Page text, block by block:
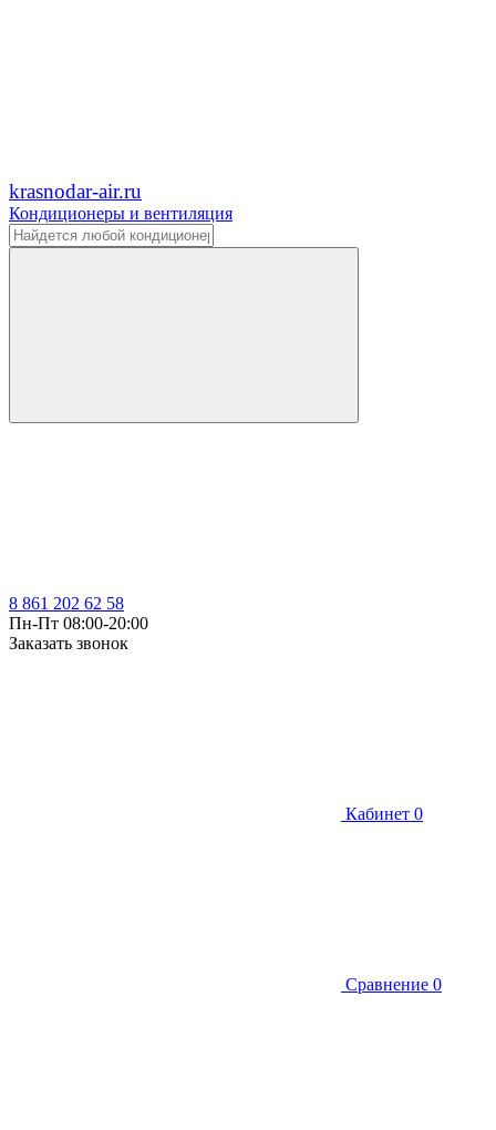
krasnodar-air.ru
Кондиционеры и вентиляция
8 861 202 62 58
Пн-Пт 08:00-20:00
Заказать звонок
Кабинет 0
Сравнение 0